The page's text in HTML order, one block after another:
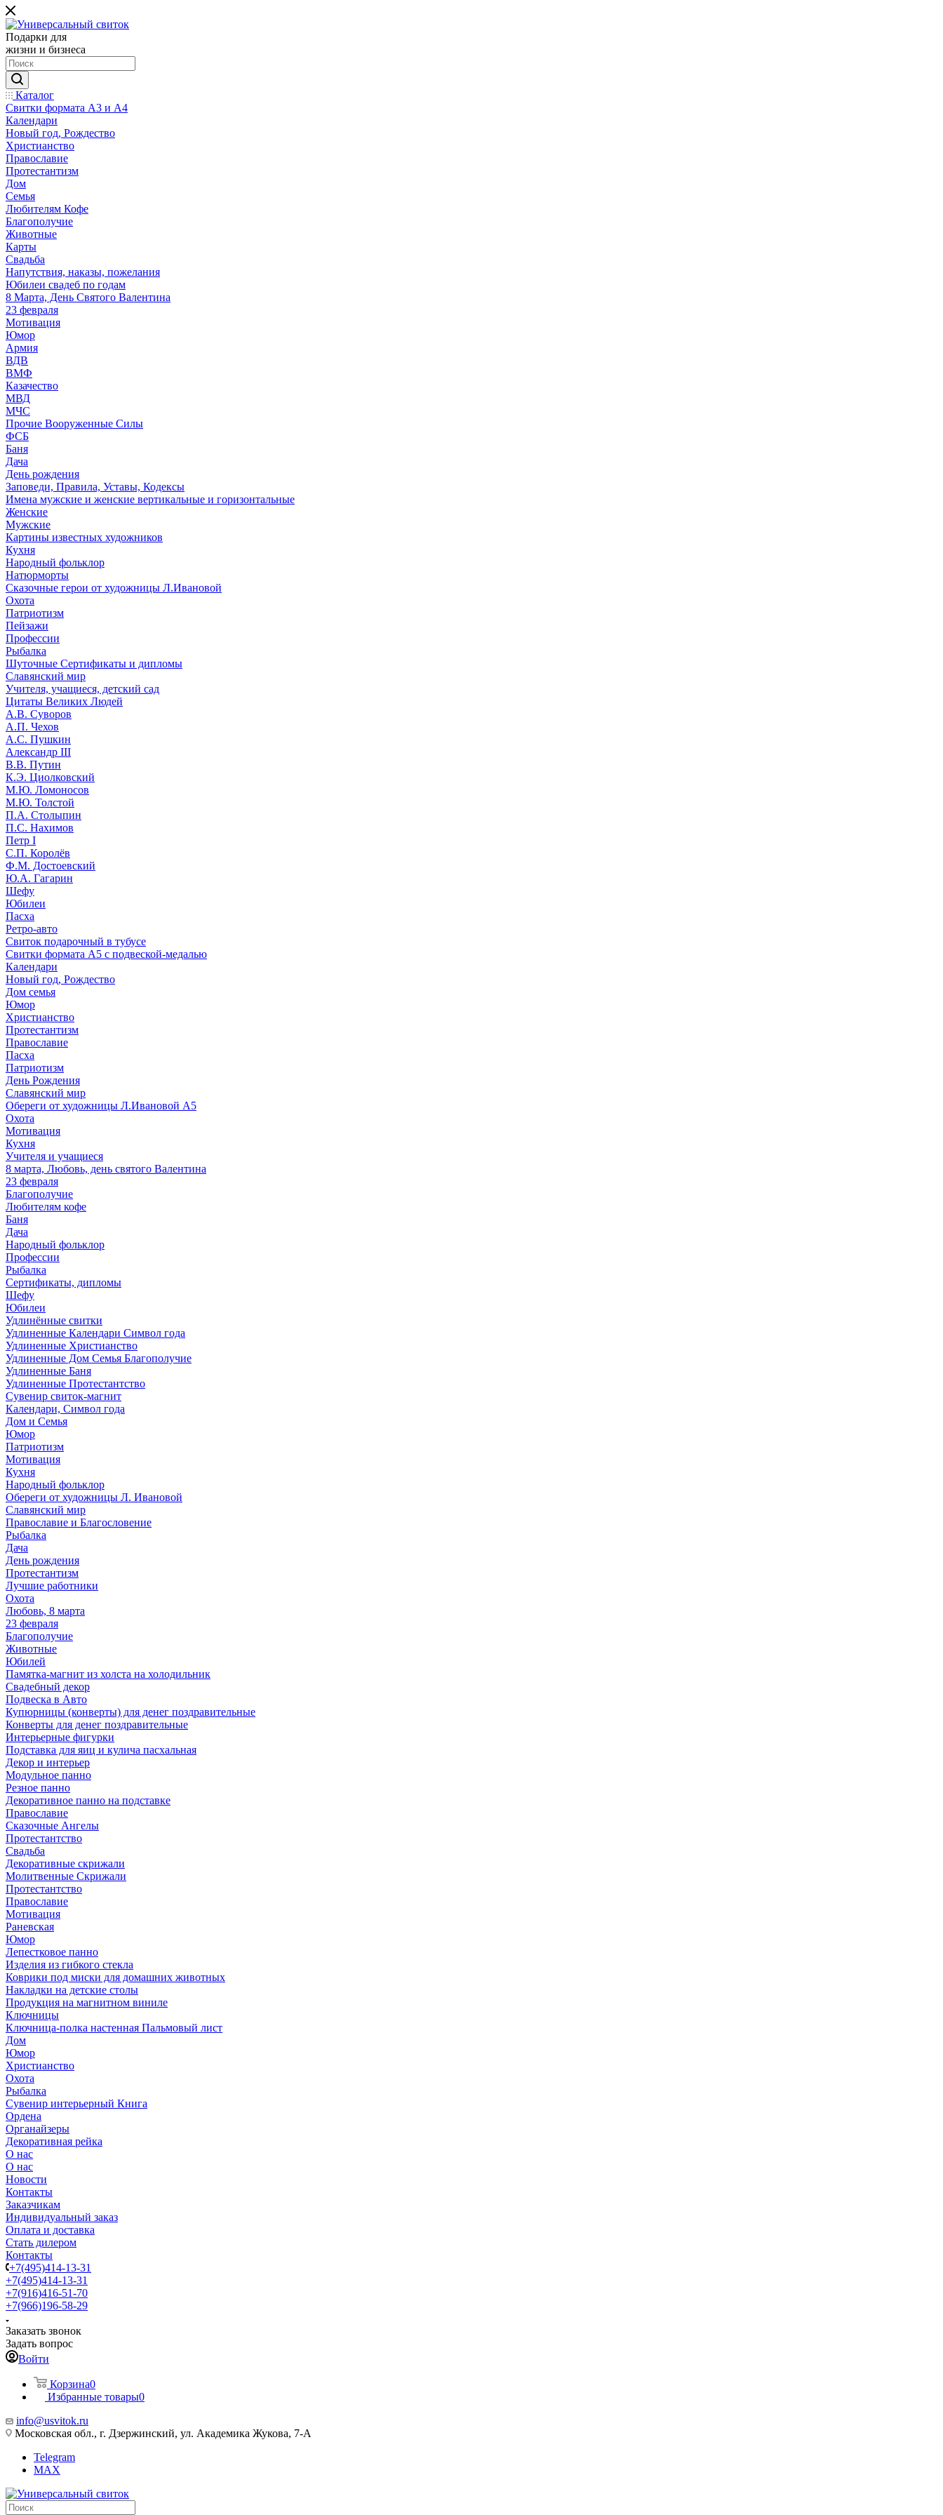
Подарки для
жизни и бизнеса
Каталог
Свитки формата А3 и А4
Календари
Новый год, Рождество
Христианство
Православие
Протестантизм
Дом
Семья
Любителям Кофе
Благополучие
Животные
Карты
Свадьба
Напутствия, наказы, пожелания
Юбилеи свадеб по годам
8 Марта, День Святого Валентина
23 февраля
Мотивация
Юмор
Армия
ВДВ
ВМФ
Казачество
МВД
МЧС
Прочие Вооруженные Силы
ФСБ
Баня
Дача
День рождения
Заповеди, Правила, Уставы, Кодексы
Имена мужские и женские вертикальные и горизонтальные
Женские
Мужские
Картины известных художников
Кухня
Народный фольклор
Натюрморты
Сказочные герои от художницы Л.Ивановой
Охота
Патриотизм
Пейзажи
Профессии
Рыбалка
Шуточные Сертификаты и дипломы
Славянский мир
Учителя, учащиеся, детский сад
Цитаты Великих Людей
А.В. Суворов
А.П. Чехов
А.С. Пушкин
Александр III
В.В. Путин
К.Э. Циолковский
М.Ю. Ломоносов
М.Ю. Толстой
П.А. Столыпин
П.С. Нахимов
Петр I
С.П. Королёв
Ф.М. Достоевский
Ю.А. Гагарин
Шефу
Юбилеи
Пасха
Ретро-авто
Свиток подарочный в тубусе
Свитки формата А5 с подвеской-медалью
Календари
Новый год, Рождество
Дом семья
Юмор
Христианство
Протестантизм
Православие
Пасха
Патриотизм
День Рождения
Славянский мир
Обереги от художницы Л.Ивановой А5
Охота
Мотивация
Кухня
Учителя и учащиеся
8 марта, Любовь, день святого Валентина
23 февраля
Благополучие
Любителям кофе
Баня
Дача
Народный фольклор
Профессии
Рыбалка
Сертификаты, дипломы
Шефу
Юбилеи
Удлинённые свитки
Удлиненные Календари Символ года
Удлиненные Христианство
Удлиненные Дом Семья Благополучие
Удлиненные Баня
Удлиненные Протестантство
Сувенир свиток-магнит
Календари, Символ года
Дом и Семья
Юмор
Патриотизм
Мотивация
Кухня
Народный фольклор
Обереги от художницы Л. Ивановой
Славянский мир
Православие и Благословение
Рыбалка
Дача
День рождения
Протестантизм
Лучшие работники
Охота
Любовь, 8 марта
23 февраля
Благополучие
Животные
Юбилей
Памятка-магнит из холста на холодильник
Свадебный декор
Подвеска в Авто
Купюрницы (конверты) для денег поздравительные
Конверты для денег поздравительные
Интерьерные фигурки
Подставка для яиц и кулича пасхальная
Декор и интерьер
Модульное панно
Резное панно
Декоративное панно на подставке
Православие
Сказочные Ангелы
Протестантство
Свадьба
Декоративные скрижали
Молитвенные Скрижали
Протестантство
Православие
Мотивация
Раневская
Юмор
Лепестковое панно
Изделия из гибкого стекла
Коврики под миски для домашних животных
Накладки на детские столы
Продукция на магнитном виниле
Ключницы
Ключница-полка настенная Пальмовый лист
Дом
Юмор
Христианство
Охота
Рыбалка
Сувенир интерьерный Книга
Ордена
Органайзеры
Декоративная рейка
О нас
О нас
Новости
Контакты
Заказчикам
Индивидуальный заказ
Оплата и доставка
Стать дилером
Контакты
+7(495)414-13-31
+7(495)414-13-31
+7(916)416-51-70
+7(966)196-58-29
Заказать звонок
Задать вопрос
Войти
Корзина0
Избранные товары0
info@usvitok.ru
Московская обл., г. Дзержинский, ул. Академика Жукова, 7-А
Telegram
MAX